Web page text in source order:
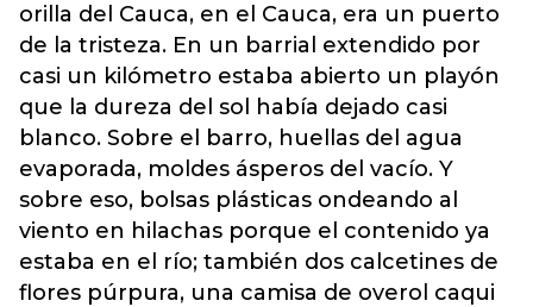
orilla del Cauca, en el Cauca, era un puerto
de la tristeza. En un barrial extendido por
casi un kilómetro estaba abierto un playón
que la dureza del sol había dejado casi
blanco. Sobre el barro, huellas del agua
evaporada, moldes ásperos del vacío. Y
sobre eso, bolsas plásticas ondeando al
viento en hilachas porque el contenido ya
estaba en el río; también dos calcetines de
flores púrpura, una camisa de overol caqui